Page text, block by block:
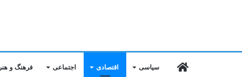
سیاسی اقتصادی اجتماعی فرهنگ و هنر